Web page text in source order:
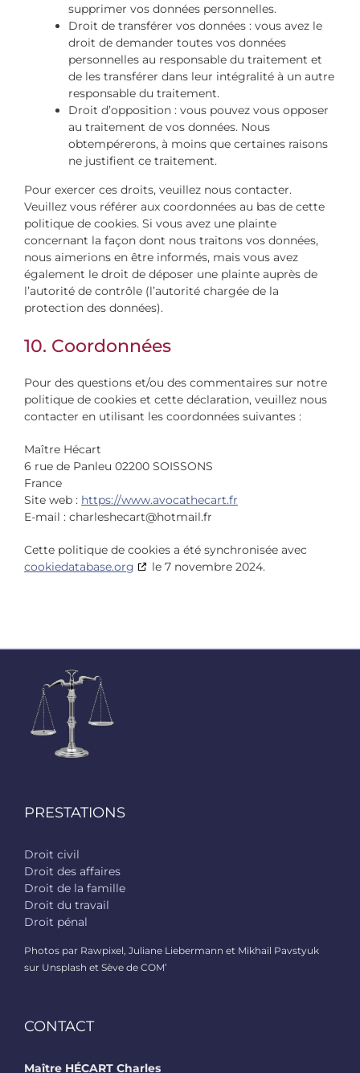
supprimer vos données personnelles.
Droit de transférer vos données : vous avez le
droit de demander toutes vos données
personnelles au responsable du traitement et
de les transférer dans leur intégralité à un autre
responsable du traitement.
Droit d’opposition : vous pouvez vous opposer
au traitement de vos données. Nous
obtempérerons, à moins que certaines raisons
ne justifient ce traitement.
Pour exercer ces droits, veuillez nous contacter.
Veuillez vous référer aux coordonnées au bas de cette
politique de cookies. Si vous avez une plainte
concernant la façon dont nous traitons vos données,
nous aimerions en être informés, mais vous avez
également le droit de déposer une plainte auprès de
l’autorité de contrôle (l’autorité chargée de la
protection des données).
10. Coordonnées
Pour des questions et/ou des commentaires sur notre
politique de cookies et cette déclaration, veuillez nous
contacter en utilisant les coordonnées suivantes :
Maître Hécart
6 rue de Panleu 02200 SOISSONS
France
Site web : https://www.avocathecart.fr
E-mail : charleshecart@hotmail.fr
Cette politique de cookies a été synchronisée avec
cookiedatabase.org
le 7 novembre 2024.
PRESTATIONS
Droit civil
Droit des affaires
Droit de la famille
Droit du travail
Droit pénal
Photos par Rawpixel, Juliane Liebermann et Mikhail Pavstyuk
sur Unsplash et Sève de COM’
CONTACT
Maître HÉCART Charles